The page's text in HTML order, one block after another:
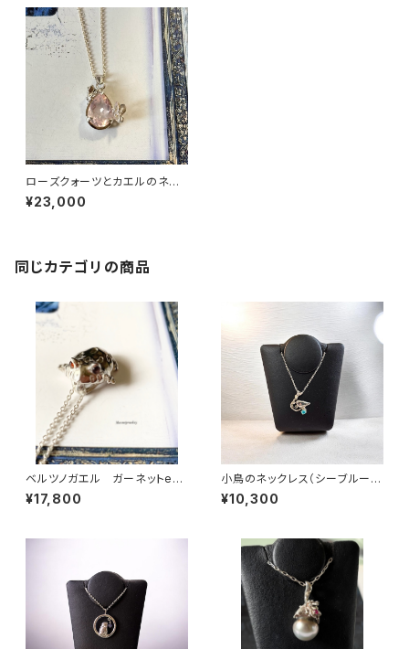
ローズクォーツとカエルのネッ
クレス
¥23,000
同じカテゴリの商品
ベルツノガエル ガーネットeye
ネックレス
¥17,800
小鳥のネックレス（シーブルーカ
ルセドニー）
¥10,300